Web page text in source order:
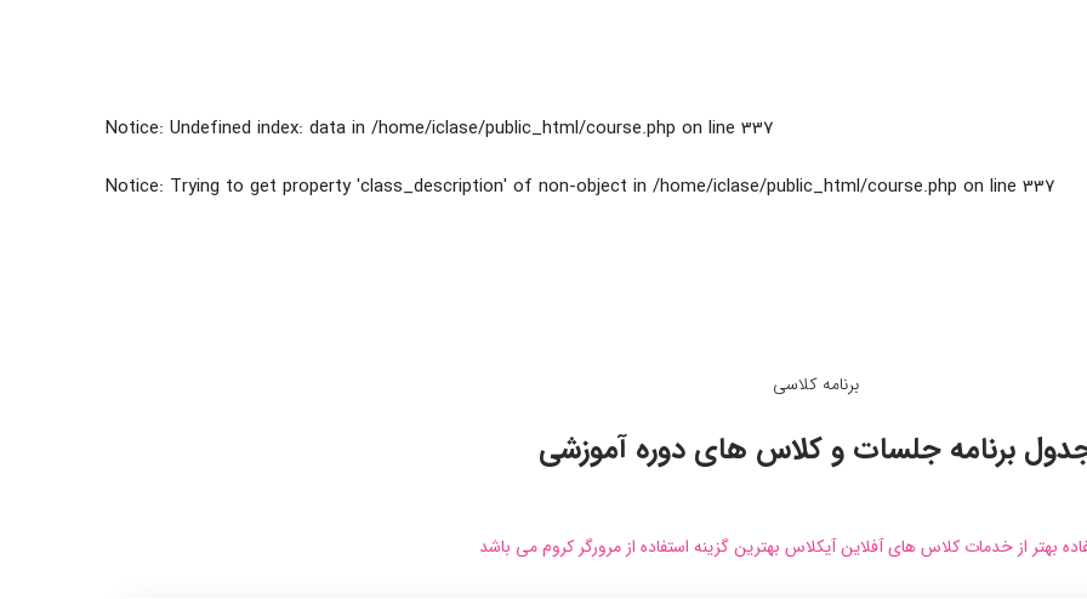
Notice: Undefined index: data in /home/iclase/public_html/course.php on line 337
Notice: Trying to get property 'class_description' of non-object in /home/iclase/public_html/course.php on line 337
برنامه کلاسی
برنامه جلسات و کلاس های دوره آموزشی
بهتر از خدمات کلاس های آفلاین آیکلاس بهترین گزینه استفاده از مرورگر کروم می باشد